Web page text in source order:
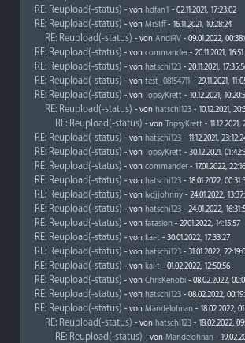
RE: Reupload(-status) - von hdfan1 - 02.11.2021, 17:23:02
RE: Reupload(-status) - von MrSliff- 16.11.2021, 10:28:24
RE: Reupload(-status) - von AndiRV - 09.01.2022,
RE: Reupload(-status) - von commander- 20.11.2021,
RE: Reupload(-status) - von hatschi123 - 20.11.2021,
RE: Reupload(-status) - von test_08154711 - 29.11.2021,
RE: Reupload(-status) - von TopsyKrett - 10.12.2021,
RE: Reupload(-status) - von hatschi123 - 10.12.2021,
RE: Reupload(-status) - von TopsyKrett - 11.12.2021,
RE: Reupload(-status) - von hatschi123 - 11.12.2021,
RE: Reupload(-status) - von TopsyKrett - 30.12.2021,
RE: Reupload(-status) - von commander- 17.01.2022,
RE: Reupload(-status) - von hatschi123 - 18.01.2022,
RE: Reupload(-status) - von lvdjjohnny - 24.01.2022,
RE: Reupload(-status) - von hatschi123 - 24.01.2022,
RE: Reupload(-status) - von fataslon - 27.01.2022, 14:15:57
RE: Reupload(-status) - von kai-t - 30.01.2022, 17:33:27
RE: Reupload(-status) - von hatschi123 - 31.01.2022,
RE: Reupload(-status) - von kai-t - 01.02.2022, 12:50:56
RE: Reupload(-status) - von ChrisKenobi - 08.02.2022,
RE: Reupload(-status) - von hatschi123 - 08.02.2022,
RE: Reupload(-status) - von Mandelohrian - 18.02.2022,
RE: Reupload(-status) - von hatschi123 - 18.02.2022,
RE: Reupload(-status) - von Mandelohrian -